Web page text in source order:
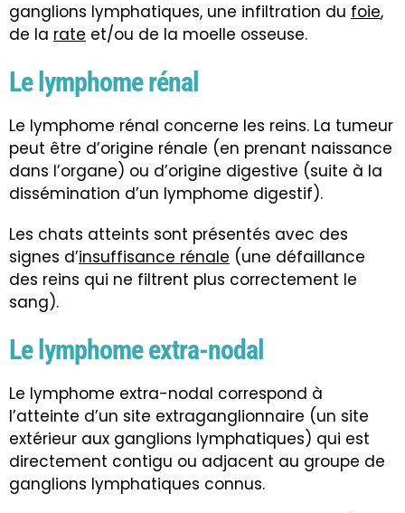
ganglions lymphatiques, une infiltration du foie,
de la rate et/ou de la moelle osseuse.
Le lymphome rénal
Le lymphome rénal concerne les reins. La tumeur
peut être d’origine rénale (en prenant naissance
dans l’organe) ou d’origine digestive (suite à la
dissémination d’un lymphome digestif).
Les chats atteints sont présentés avec des
signes d’insuffisance rénale (une défaillance
des reins qui ne filtrent plus correctement le
sang).
Le lymphome extra-nodal
Le lymphome extra-nodal correspond à
l’atteinte d’un site extraganglionnaire (un site
extérieur aux ganglions lymphatiques) qui est
directement contigu ou adjacent au groupe de
ganglions lymphatiques connus.